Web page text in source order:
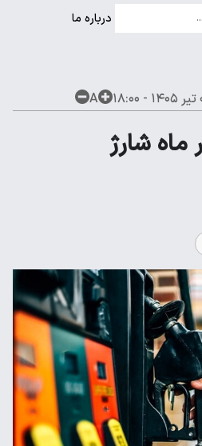
درباره ما
A
ماه شارژ